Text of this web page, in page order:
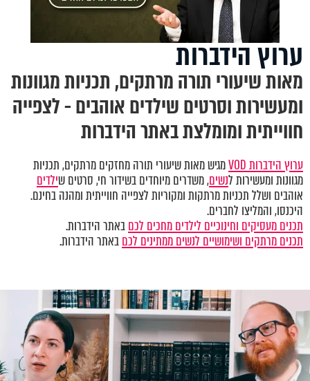
ערוץ הידברות
מאות שיעורי תורה מרתקים, תכניות מגוונות
ומעשירות וסרטים שילדים אוהבים - לצפייה
חווייתית ומומלצת באתר הידברות
ערוץ הידברות VOD
מגיש מאות שיעורי תורה מחזקים מרתקים, תכניות
מגוונות ומעשירות לנשים, משדרים מיוחדים בשידור חי, סרטים שילדים
אוהבים ושלל תכניות מרתקות ומקוריות לצפייה חווייתית ומהנה בחינם.
היכנסו, והמליצו לחברים.
תכנים מעסיקים וחינוכיים לילדים מחכים לכםבאתר הידברות.
תכנים מרתקים ושימושיים לנשים ממתינים לכםבאתר הידברות.